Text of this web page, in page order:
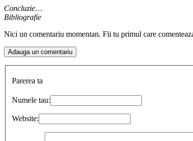
Concluzie…
Bibliografie
Nici un comentariu momentan. Fii tu primul care
Parerea ta
Numele tau:
Website: